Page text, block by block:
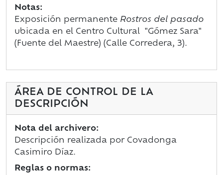
Notas:
Exposición permanente Rostros del pasado
ubicada en el Centro Cultural
"Gómez Sara"
(Fuente del Maestre) (Calle Corredera, 3).
ÁREA DE CONTROL DE LA
DESCRIPCIÓN
Nota del archivero:
Descripción realizada por Covadonga
Casimiro Díaz.
Reglas o normas: